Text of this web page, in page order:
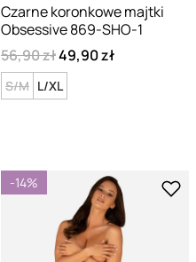
Czarne koronkowe majtki
Obsessive 869-SHO-1
56,90 zł49,90 zł
S/M L/XL
-14%